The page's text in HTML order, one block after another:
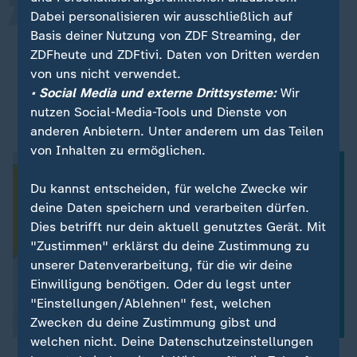
Die amerikanische Seite achtet sehr
darauf, dass Deutschland, dass
Europa einbezogen wird. Diese Rolle
nehmen wir wahr.
Johann Wadephul (CDU), Bundesaußenminister
Dabei personalisieren wir ausschließlich auf
Basis deiner Nutzung von ZDF Streaming, der
ZDFheute und ZDFtivi. Daten von Dritten werden
von uns nicht verwendet.
• Social Media und externe Drittsysteme:Wir
nutzen Social-Media-Tools und Dienste von
anderen Anbietern. Unter anderem um das Teilen
von Inhalten zu ermöglichen.
Du kannst entscheiden, für welche Zwecke wir
deine Daten speichern und verarbeiten dürfen.
Dies betrifft nur dein aktuell genutztes Gerät. Mit
"Zustimmen" erklärst du deine Zustimmung zu
unserer Datenverarbeitung, für die wir deine
Einwilligung benötigen. Oder du legst unter
"Einstellungen/Ablehnen" fest, welchen
Zwecken du deine Zustimmung gibst und
welchen nicht. Deine Datenschutzeinstellungen